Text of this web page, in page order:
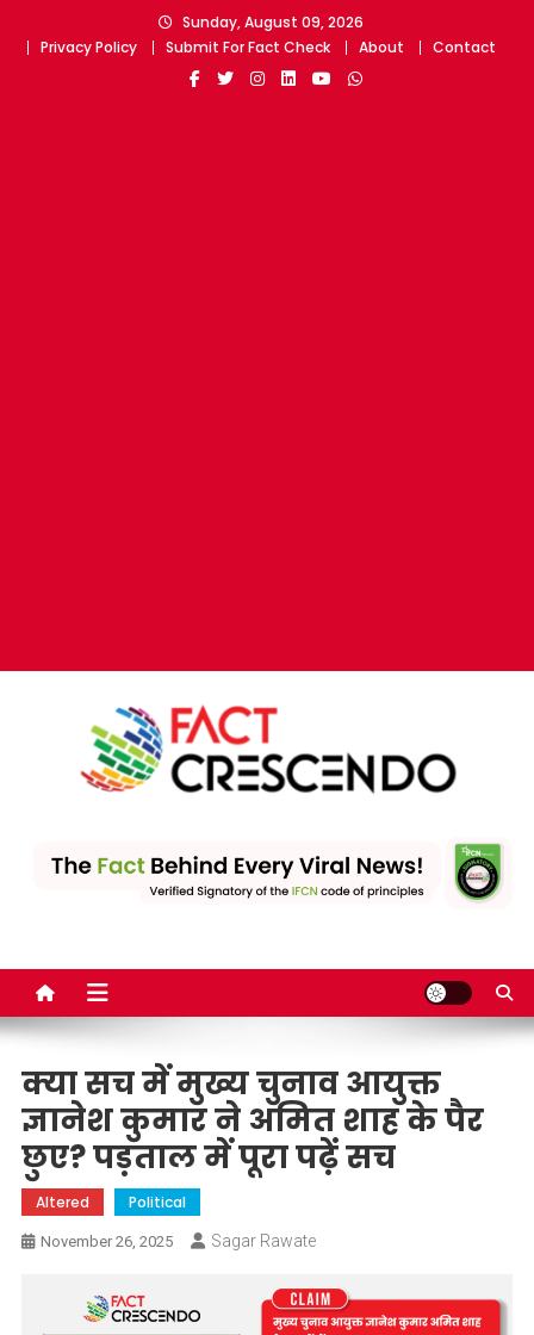
Sunday, August 09, 2026
Privacy Policy
Submit For Fact Check About Contact
leading fact-checking
क्या सच में मुख्य चुनाव आयुक्त
ज्ञानेश कुमार ने अमित शाह के पैर
छुए? पड़ताल में पूरा पढ़ें सच
Altered Political
November 26, 2025 Sagar Rawate